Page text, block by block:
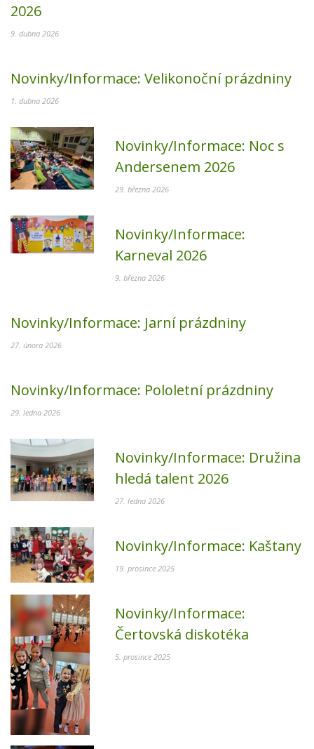
2026
9. dubna 2026
Novinky/Informace: Velikonoční prázdniny
1. dubna 2026
Novinky/Informace: Noc s
Andersenem 2026
29. března 2026
Novinky/Informace:
Karneval 2026
9. března 2026
Novinky/Informace: Jarní prázdniny
27. února 2026
Novinky/Informace: Pololetní prázdniny
29. ledna 2026
Novinky/Informace: Družina
hledá talent 2026
27. ledna 2026
Novinky/Informace: Kaštany
19. prosince 2025
Novinky/Informace:
Čertovská diskotéka
5. prosince 2025